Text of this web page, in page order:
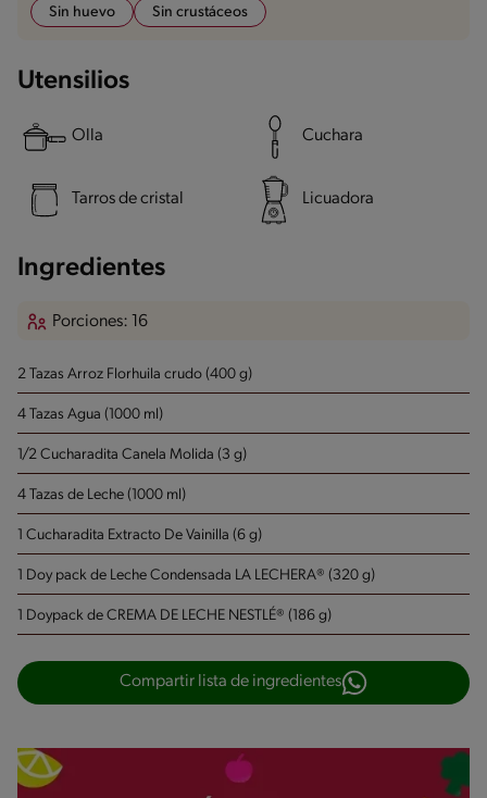
Sin huevo
Sin crustáceos
Utensilios
Olla Cuchara
Tarros de cristal Licuadora
Ingredientes
Porciones: 16
2 Tazas Arroz Florhuila crudo (400 g)
4 Tazas Agua (1000 ml)
1/2 Cucharadita Canela Molida (3 g)
4 Tazas de Leche (1000 ml)
1 Cucharadita Extracto De Vainilla (6 g)
1 Doy pack de Leche Condensada LA LECHERA® (320 g)
1 Doypack de CREMA DE LECHE NESTLÉ® (186 g)
Compartir lista de ingredientes